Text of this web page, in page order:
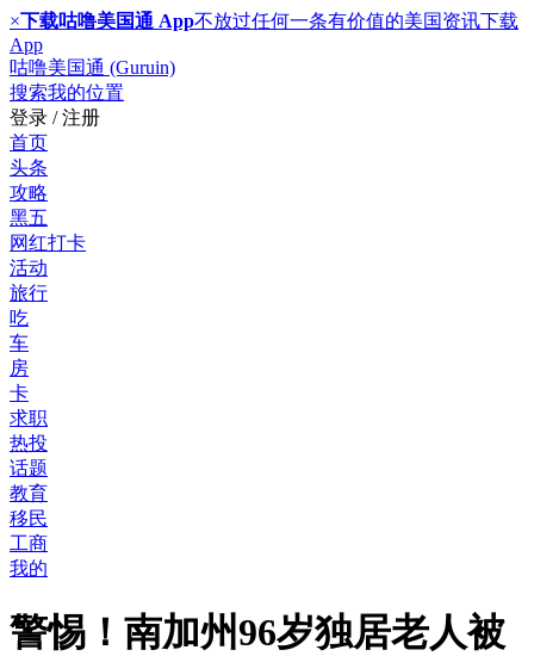
×下载咕噜美国通 App不放过任何一条有价值的美国资讯下载
App
咕噜美国通 (Guruin)
搜索我的位置
登录 / 注册
首页
头条
攻略
黑五
网红打卡
活动
旅行
吃
车
房
卡
求职
热投
话题
教育
移民
工商
我的
警惕！南加州96岁独居老人被